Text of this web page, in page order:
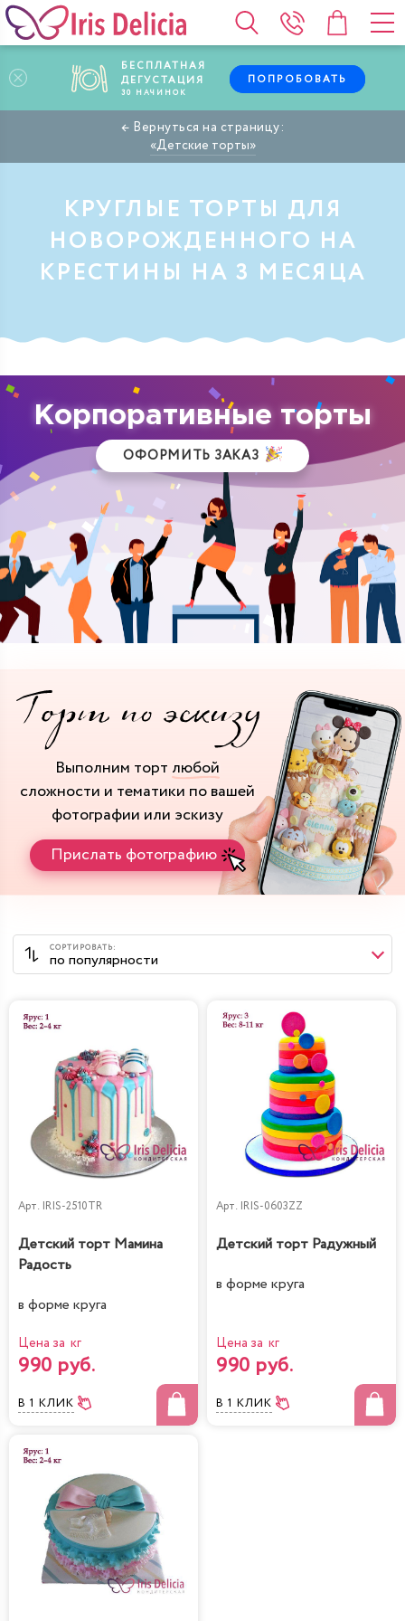
БЕСПЛАТНАЯ
ДЕГУСТАЦИЯ
30 НАЧИНОК
ПОПРОБОВАТЬ
Детские торты
КРУГЛЫЕ ТОРТЫ ДЛЯ
НОВОРОЖДЕННОГО НА
КРЕСТИНЫ НА 3 МЕСЯЦА
Корпоративные торты
ОФОРМИТЬ ЗАКАЗ
Выполним торт любой
сложности и тематики по вашей
фотографии или эскизу
Прислать фотографию
Арт. IRIS-2510TR
Детский торт Мамина
Радость
в форме круга
Цена за кг
990 руб.
В 1 КЛИК
Арт. IRIS-0603ZZ
Детский торт Радужный
в форме круга
Цена за кг
990 руб.
В 1 КЛИК